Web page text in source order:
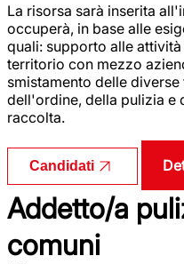
La risorsa sarà inserita
occuperà, in base alle
quali: supporto alle
territorio con mezzo
smistamento delle
dell'ordine, della pulizia e
raccolta.
Candidati
Addetto/a
comuni